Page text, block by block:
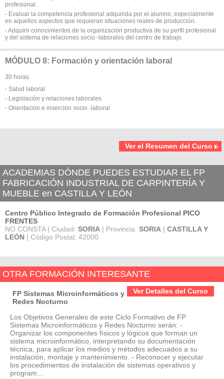
profesional.
- Evaluar la competencia profesional adquirida por el alumno, especialmente
en aquellos aspectos que requieran situaciones reales de producción.
- Adquirir conocimientos de la organización productiva de su perfil profesional
y del sistema de relaciones socio -laborales del centro de trabajo.
MÓDULO 8: Formación y orientación laboral
30 horas
- Salud laboral
- Legislación y relaciones laborales
- Orientación e inserción socio -laboral
Ver el Resumen del Curso
ACADEMIAS DÓNDE PUEDES ESTUDIAR EL FP
FABRICACIÓN INDUSTRIAL DE CARPINTERÍA Y
MUEBLE en CASTILLA Y LEÓN
Centro Público Integrado de Formación Profesional PICO
FRENTES
NO CONSTA | Ciudad: SORIA | Provincia: SORIA | CASTILLA Y
LEÓN | Código Postal: 42000
OTRA FORMACIÓN INTERESANTE
Ver Detalles del Curso
FP Sistemas Microinformáticos y
Redes Nocturno
Los Objetivos Generales de este Ciclo Formativo de FP
Sistemas Microinformáticos y Redes Nocturno serán: -
Organizar los componentes físicos y lógicos que forman un
sistema microinformático, interpretando su documentación
técnica, para aplicar los medios y métodos adecuados a su
instalación, montaje y mantenimiento. - Reconocer y ejecutar
los procedimientos de instalación de sistemas operativos y
program...